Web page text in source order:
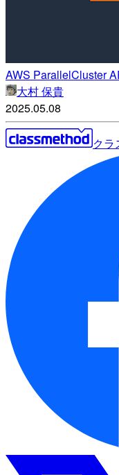
AWS ParallelCluster
大村 保貴
2025.05.08
クラ